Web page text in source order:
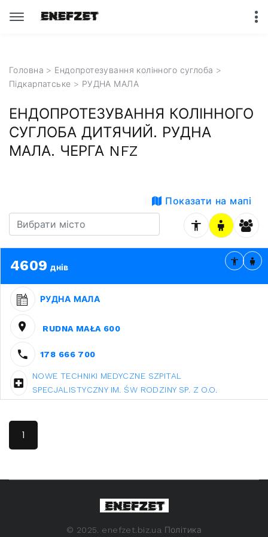
Головна > Ендопротезування колінного суглоба >
Підкарпатське > РУДНА МАЛА
ЕНДОПРОТЕЗУВАННЯ КОЛІННОГО
СУГЛОБА ДИТЯЧИЙ. РУДНА
МАЛА. ЧЕРГА NFZ
Показати на мапі
4609 днів
РУДНА МАЛА
RUDNA MAŁA 600
178 666 700
NOWE TECHNIKI MEDYCZNE SZPITAL
SPECJALISTYCZNY IM. ŚW RODZINY SP. Z O.O.
1
© 2025. enefzet.biz.ua Політика